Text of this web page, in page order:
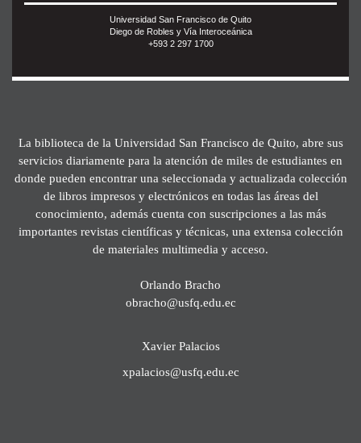
Universidad San Francisco de Quito
Diego de Robles y Vía Interoceánica
+593 2 297 1700
La biblioteca de la Universidad San Francisco de Quito, abre sus
servicios diariamente para la atención de miles de estudiantes en
donde pueden encontrar una seleccionada y actualizada colección
de libros impresos y electrónicos en todas las áreas del
conocimiento, además cuenta con suscripciones a las más
importantes revistas científicas y técnicas, una extensa colección
de materiales multimedia y acceso.
Orlando Bracho
obracho@usfq.edu.ec
Xavier Palacios
xpalacios@usfq.edu.ec